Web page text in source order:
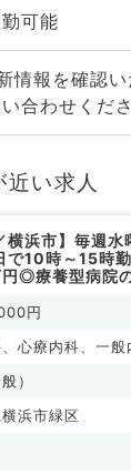
可能
情報を確認
合わせくだ
い求人
横浜市】毎週水
で10時～15時勤
◎療養型病院
科系／非常勤）
円
心療内科、一般
、呼吸器内科、
科、膠原病科
）
浜市緑区